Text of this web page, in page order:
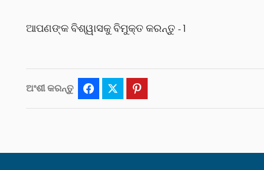
ଆପଣଙ୍କ ବିଶ୍ୱାସକୁ ବିମୁକ୍ତ କରନ୍ତୁ -1
ଅଂଶୀ କରନ୍ତୁ Facebook Twitter